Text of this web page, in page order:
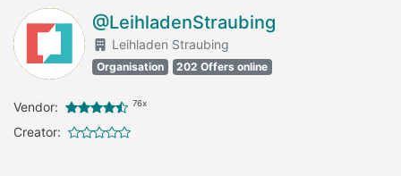
@LeihladenStraubing
Leihladen Straubing
Organisation 202 Offers online
Vendor: 76x
Creator: